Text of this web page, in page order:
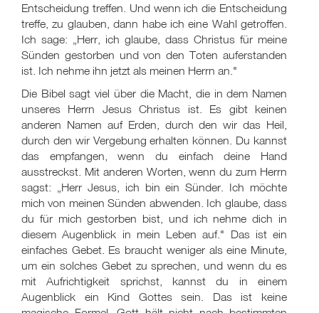
Entscheidung treffen. Und wenn ich die Entscheidung
treffe, zu glauben, dann habe ich eine Wahl getroffen.
Ich sage: „Herr, ich glaube, dass Christus für meine
Sünden gestorben und von den Toten auferstanden
ist. Ich nehme ihn jetzt als meinen Herrn an."
Die Bibel sagt viel über die Macht, die in dem Namen
unseres Herrn Jesus Christus ist. Es gibt keinen
anderen Namen auf Erden, durch den wir das Heil,
durch den wir Vergebung erhalten können. Du kannst
das empfangen, wenn du einfach deine Hand
ausstreckst. Mit anderen Worten, wenn du zum Herrn
sagst: „Herr Jesus, ich bin ein Sünder. Ich möchte
mich von meinen Sünden abwenden. Ich glaube, dass
du für mich gestorben bist, und ich nehme dich in
diesem Augenblick in mein Leben auf." Das ist ein
einfaches Gebet. Es braucht weniger als eine Minute,
um ein solches Gebet zu sprechen, und wenn du es
mit Aufrichtigkeit sprichst, kannst du in einem
Augenblick ein Kind Gottes sein. Das ist keine